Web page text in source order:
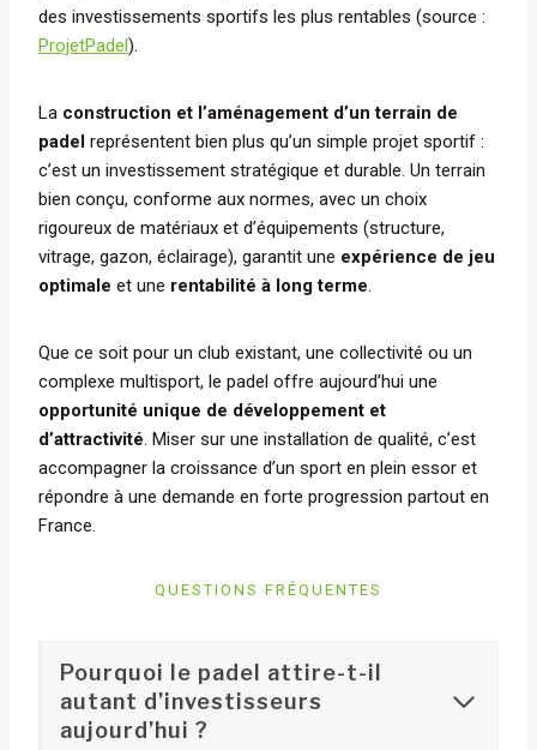
des investissements sportifs les plus rentables (source :
ProjetPadel).
La construction et l’aménagement d’un terrain de
padel représentent bien plus qu’un simple projet sportif :
c’est un investissement stratégique et durable. Un terrain
bien conçu, conforme aux normes, avec un choix
rigoureux de matériaux et d’équipements (structure,
vitrage, gazon, éclairage), garantit une expérience de jeu
optimale et une rentabilité à long terme.
Que ce soit pour un club existant, une collectivité ou un
complexe multisport, le padel offre aujourd’hui une
opportunité unique de développement et
d’attractivité. Miser sur une installation de qualité, c’est
accompagner la croissance d’un sport en plein essor et
répondre à une demande en forte progression partout en
France.
QUESTIONS FRÉQUENTES
Pourquoi le padel attire-t-il
autant d’investisseurs
aujourd’hui ?